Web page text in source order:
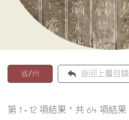
省/州 返回上層目錄
第 1 - 12 項結果，共 64 項結果